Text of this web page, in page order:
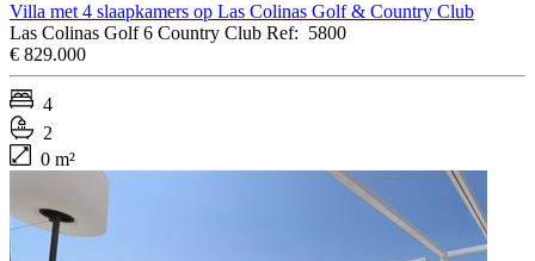
Villa met 4 slaapkamers op Las Colinas Golf & Country Club
Las Colinas Golf 6 Country Club Ref: 5800
€ 829.000
4
2
0 m²